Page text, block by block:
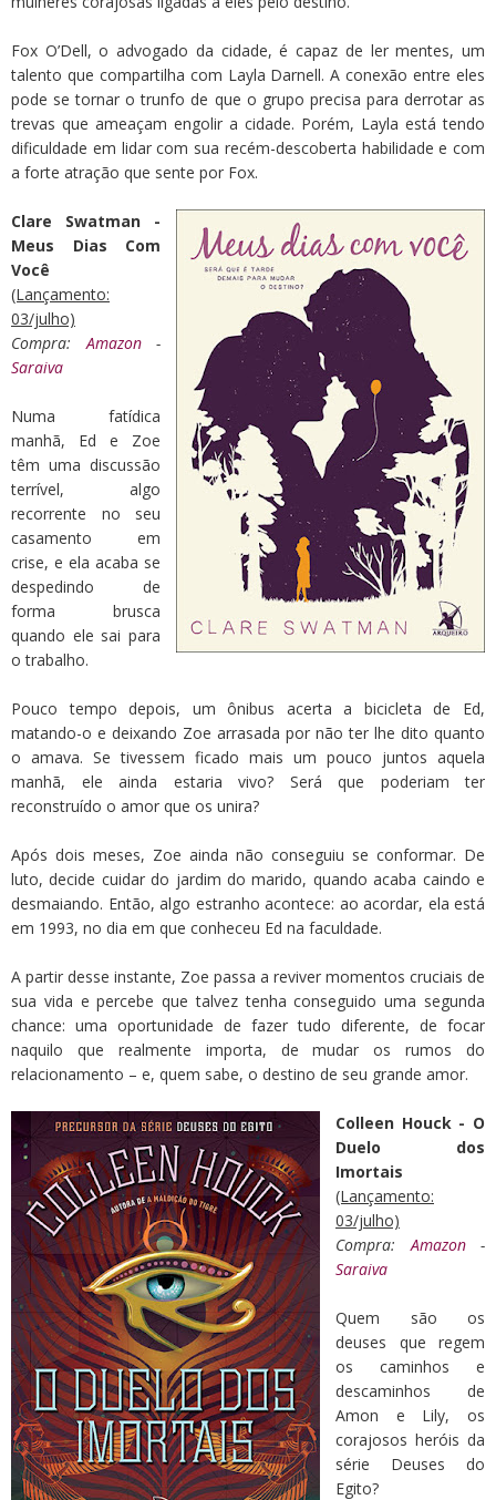
Fox O’Dell, o advogado da cidade, é capaz de ler mentes, um
talento que compartilha com Layla Darnell. A conexão entre eles
pode se tornar o trunfo de que o grupo precisa para derrotar as
trevas que ameaçam engolir a cidade. Porém, Layla está tendo
dificuldade em lidar com sua recém-descoberta habilidade e com
a forte atração que sente por Fox.
Clare Swatman -
Meus Dias Com
Você
(Lançamento:
03/julho)
Compra:Amazon-
Saraiva
Numa fatídica
manhã, Ed e Zoe
têm uma discussão
terrível, algo
recorrente no seu
casamento em
crise, e ela acaba se
despedindo de
forma brusca
quando ele sai para
o trabalho.
Pouco tempo depois, um ônibus acerta a bicicleta de Ed,
matando-o e deixando Zoe arrasada por não ter lhe dito quanto
o amava. Se tivessem ficado mais um pouco juntos aquela
manhã, ele ainda estaria vivo? Será que poderiam ter
reconstruído o amor que os unira?
Após dois meses, Zoe ainda não conseguiu se conformar. De
luto, decide cuidar do jardim do marido, quando acaba caindo e
desmaiando. Então, algo estranho acontece: ao acordar, ela está
em 1993, no dia em que conheceu Ed na faculdade.
A partir desse instante, Zoe passa a reviver momentos cruciais de
sua vida e percebe que talvez tenha conseguido uma segunda
chance: uma oportunidade de fazer tudo diferente, de focar
naquilo que realmente importa, de mudar os rumos do
relacionamento – e, quem sabe, o destino de seu grande amor.
Colleen Houck - O
Duelo dos
Imortais
(Lançamento:
03/julho)
Compra:Amazon-
Saraiva
Quem são os
deuses que regem
os caminhos e
descaminhos de
Amon e Lily, os
corajosos heróis da
série Deuses do
Egito?